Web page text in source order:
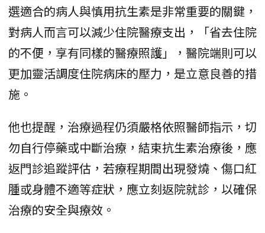
選適合的病人與慎用抗生素是非常重要的關鍵，
對病人而言可以減少住院醫療支出，「省去住院
的不便，享有同樣的醫療照護」，醫院端則可以
更加靈活調度住院病床的壓力，是立意良善的措
施。
他也提醒，治療過程仍須嚴格依照醫師指示，切
勿自行停藥或中斷治療，結束抗生素治療後，應
返門診追蹤評估，若療程期間出現發燒、傷口紅
腫或身體不適等症狀，應立刻返院就診，以確保
治療的安全與療效。